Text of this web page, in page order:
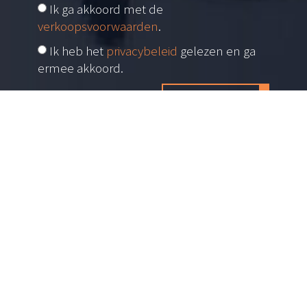
Ik ga akkoord met de
verkoopsvoorwaarden.
Ik heb het privacybeleid gelezen en ga
ermee akkoord.